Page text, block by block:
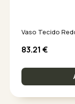
Vaso Tecido
83.21 €